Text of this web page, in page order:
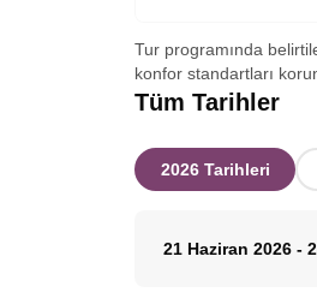
Tur programında
konfor standartları
Tüm Tarihler
2026 Tarihleri
21 Haziran 2026 -